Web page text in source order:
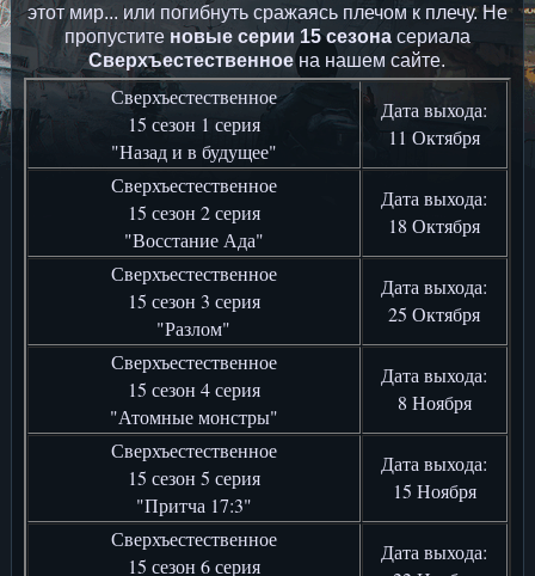
этот мир... или погибнуть сражаясь плечом к плечу. Не
пропустите новые серии 15 сезонасериала
Сверхъестественное на нашем сайте.
Сверхъестественное
15 сезон 1 серия
"Назад и в будущее"
Дата выхода:
11 Октября
Сверхъестественное
15 сезон 2 серия
"Восстание Ада"
Дата выхода:
18 Октября
Сверхъестественное
15 сезон 3 серия
"Разлом"
Дата выхода:
25 Октября
Сверхъестественное
15 сезон 4 серия
"Атомные монстры"
Дата выхода:
8 Ноября
Сверхъестественное
15 сезон 5 серия
"Притча 17:3"
Дата выхода:
15 Ноября
Сверхъестественное
15 сезон 6 серия
Дата выхода: